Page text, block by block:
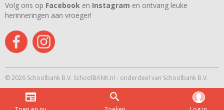
Volg ons op Facebook en Instagram en ontvang leuke
herinneringen aan vroeger!
© 2026 Schoolbank B.V. SchoolBANK.nl - onderdeel van Schoolbank B.V.